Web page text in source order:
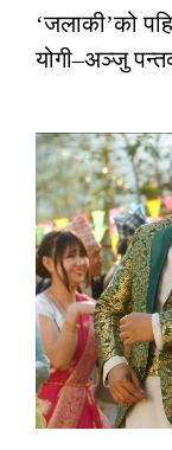
‘जलाकी’को
योगी–अञ्जु